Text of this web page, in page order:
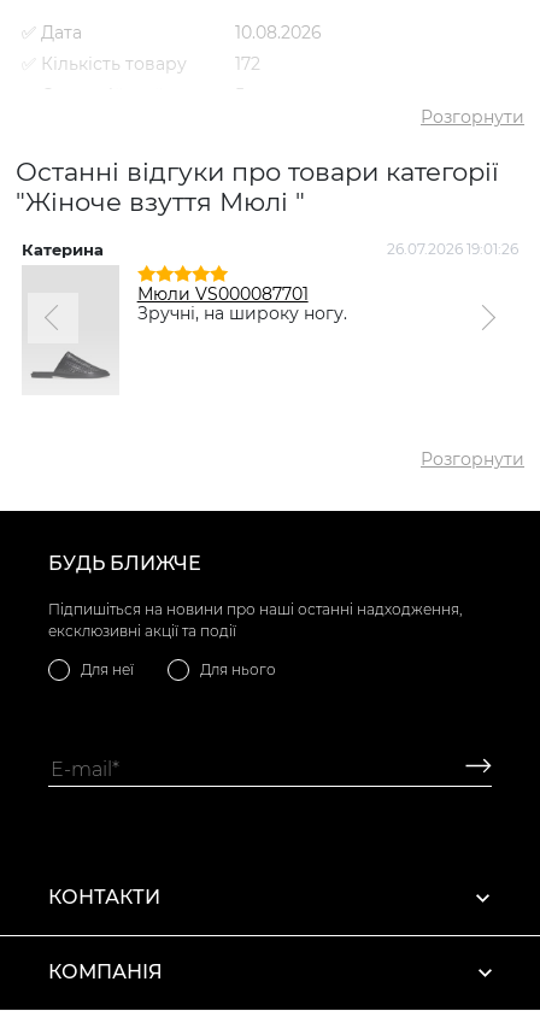
✅ Дата
10.08.2026
✅ Кількість товару
172
✅ Середній рейтинг
5
✅ Найдешевший
товар
980 грн
✅ Найдорожчий
3329 грн
✅ Найпопулярніший
Мюлі VS000094612 Зелений
Розгорнути
Останні відгуки про товари категорії
"Жіноче взуття Мюлі "
Катерина 26.07.2026 19:01:26
Мюли VS000087701
Зручні, на широку ногу.
Розгорнути
БУДЬ БЛИЖЧЕ
Підпишіться на новини про наші останні надходження,
ексклюзивні акції та події
Для неї Для нього
КОНТАКТИ
КОМПАНІЯ